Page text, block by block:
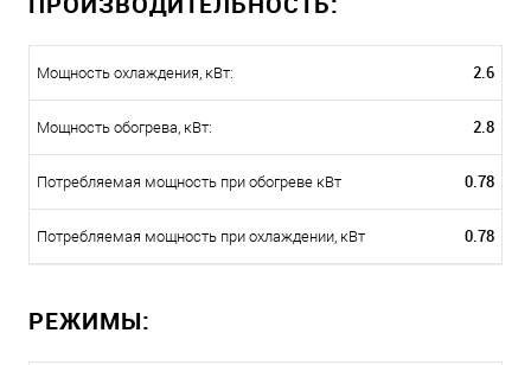
Мощность охлаждения, кВт: 2.6
Мощность обогрева, кВт: 2.8
Потребляемая мощность при обогреве кВт 0.78
Потребляемая мощность при охлаждении, кВт 0.78
РЕЖИМЫ: